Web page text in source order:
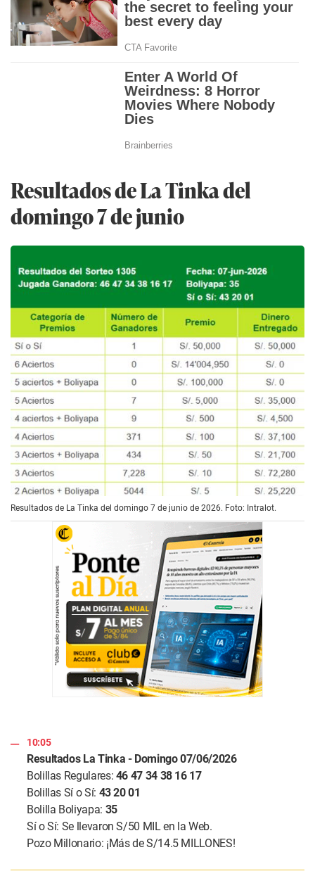
Resultados de La Tinka del
domingo 7 de junio
Resultados de La Tinka del domingo 7 de junio de 2026. Foto: Intralot.
10:05
Resultados La Tinka - Domingo 07/06/2026
Bolillas Regulares: 46 47 34 38 16 17
Bolillas Sí o Sí: 43 20 01
Bolilla Boliyapa: 35
Sí o Sí: Se llevaron S/50 MIL en la Web.
Pozo Millonario: ¡Más de S/14.5 MILLONES!